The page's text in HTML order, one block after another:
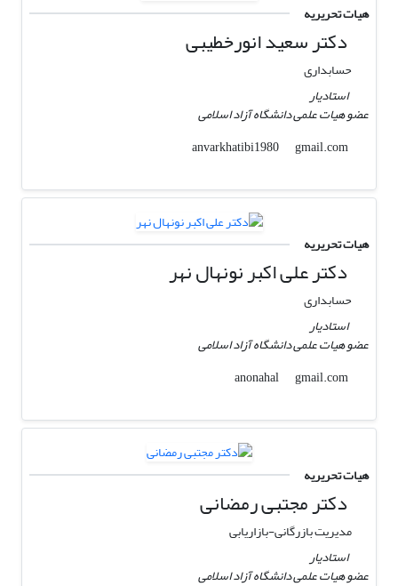
هیات تحریریه
دکتر سعید انورخطیبی
حسابداری
استادیار
عضو هیات علمی دانشگاه آزاد اسلامی
anvarkhatibi1980
gmail.com
هیات تحریریه
دکتر علی اکبر نونهال نهر
حسابداری
استادیار
عضو هیات علمی دانشگاه آزاد اسلامی
anonahal
gmail.com
هیات تحریریه
دکتر مجتبی رمضانی
مدیریت بازرگانی-بازاریابی
استادیار
عضو هیات علمی دانشگاه آزاد اسلامی